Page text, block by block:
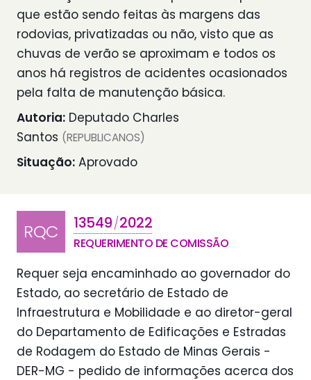
que estão sendo feitas às margens das
rodovias, privatizadas ou não, visto que as
chuvas de verão se aproximam e todos os
anos há registros de acidentes ocasionados
pela falta de manutenção básica.
Autoria: Deputado Charles
Santos (REPUBLICANOS)
Situação: Aprovado
RQC 13549/2022
REQUERIMENTO DE COMISSÃO
Requer seja encaminhado ao governador do
Estado, ao secretário de Estado de
Infraestrutura e Mobilidade e ao diretor-geral
do Departamento de Edificações e Estradas
de Rodagem do Estado de Minas Gerais -
DER-MG - pedido de informações acerca dos